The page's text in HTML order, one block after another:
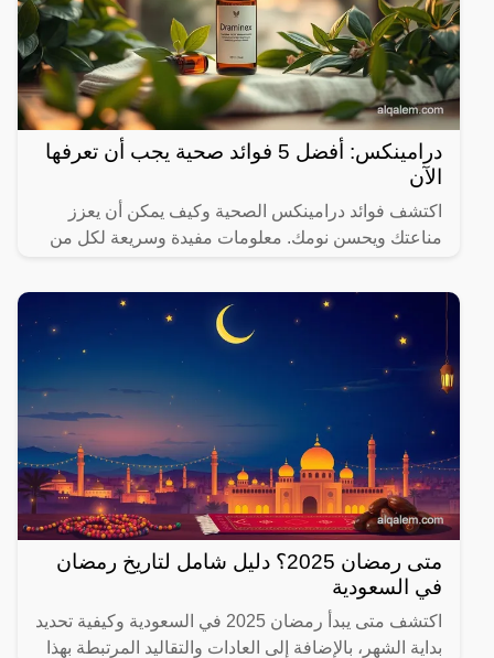
درامينكس: أفضل 5 فوائد صحية يجب أن تعرفها
الآن
اكتشف فوائد درامينكس الصحية وكيف يمكن أن يعزز
مناعتك ويحسن نومك. معلومات مفيدة وسريعة لكل من
متى رمضان 2025؟ دليل شامل لتاريخ رمضان
في السعودية
اكتشف متى يبدأ رمضان 2025 في السعودية وكيفية تحديد
بداية الشهر، بالإضافة إلى العادات والتقاليد المرتبطة بهذا